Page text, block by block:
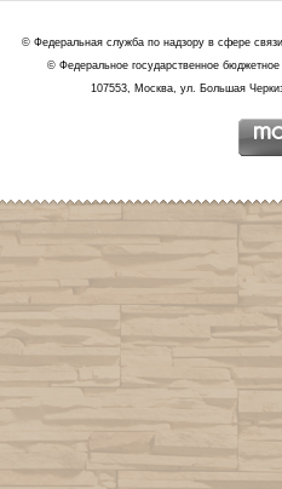
© Федеральная служба по надзору в сфере
© Федеральное государственное
107553, Москва, ул. Большая